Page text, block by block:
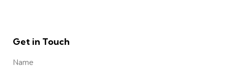
Get in Touch